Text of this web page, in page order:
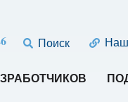
Поиск